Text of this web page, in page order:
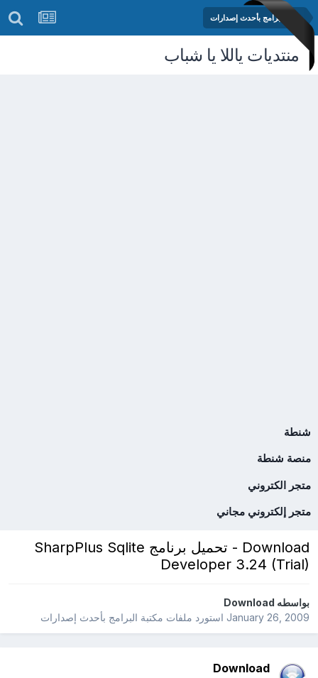
مكتبة البرامج بأحدث إصدارات
منتديات ياللا يا شباب
شنطة
منصة شنطة
متجر الكتروني
متجر إلكتروني مجاني
Download - تحميل برنامج SharpPlus Sqlite
Developer 3.24 (Trial)
بواسطهDownload
January 26, 2009استورد ملفات مكتبة البرامج بأحدث إصدارات
Download